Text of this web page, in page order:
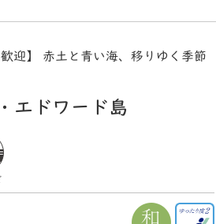
迎】 赤土と青い海、移りゆく季節
エドワード島